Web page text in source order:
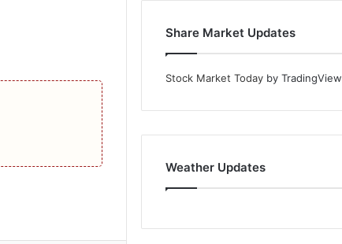
Share Market Updates
Stock Market Today by TradingView
Weather Updates